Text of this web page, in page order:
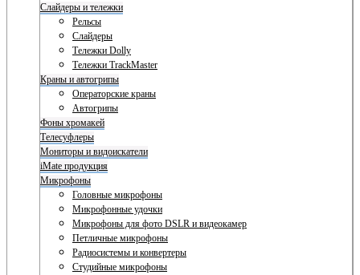
Слайдеры и тележки
Рельсы
Слайдеры
Тележки Dolly
Тележки TrackMaster
Краны и автогрипы
Операторские краны
Автогрипы
Фоны хромакей
Телесуфлеры
Мониторы и видоискатели
iMate продукция
Микрофоны
Головные микрофоны
Микрофонные удочки
Микрофоны для фото DSLR и видеокамер
Петличные микрофоны
Радиосистемы и конвертеры
Студийные микрофоны